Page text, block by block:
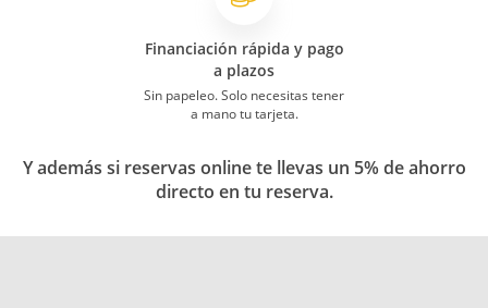
Financiación rápida y pago
a plazos
Sin papeleo. Solo necesitas tener
a mano tu tarjeta.
Y además si reservas online te llevas un 5% de ahorro
directo en tu reserva.